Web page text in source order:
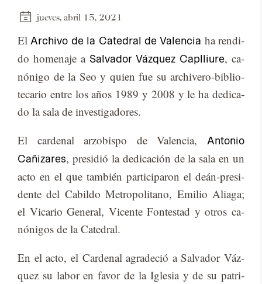
jueves, abril 15, 2021
El Archivo de la Catedral de Valencia ha ren­di­
do ho­me­na­je a Salvador Vázquez Caplliure, ca­
nó­ni­go de la Seo y quien fue su ar­chi­ve­ro-bi­blio­
te­ca­rio en­tre los años 1989 y 2008 y le ha de­di­ca­
do la sala de in­ves­ti­ga­do­res.
El car­de­nal ar­zo­bis­po de Va­len­cia,
Antonio
Cañizares, pre­si­dió la de­di­ca­ción de la sala en un
acto en el que tam­bién par­ti­ci­pa­ron el deán-pre­si­
den­te del Ca­bil­do Me­tro­po­li­tano, Emi­lio Alia­ga;
el Vi­ca­rio Ge­ne­ral, Vi­cen­te Fon­tes­tad y otros ca­
nó­ni­gos de la Ca­te­dral.
En el acto, el Car­de­nal agra­de­ció a Sal­va­dor Váz­
quez su la­bor en fa­vor de la Igle­sia y de su pa­tri­